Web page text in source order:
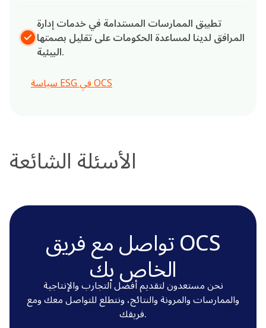
تطبيق الممارسات المستدامة في خدمات إدارة
المرافق لدينا لمساعدة الحكومات على تقليل بصمتها
البيئية.
سياسة ESG في OCS
الأسئلة الشائعة
تواصل مع فريق OCS
الخاص بك
نحن مستعدون لتقديم أفضل التجارب والإنتاجية
والممارسات والمرونة والنتائج، ونتطلع للتواصل معك ومع
فريقك.